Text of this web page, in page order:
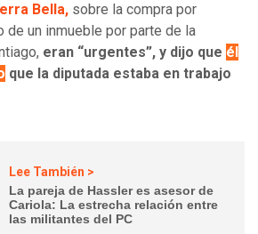
Bella, sobre la compra por
de un inmueble por parte de la
eran “urgentes”, y dijo que él
que la diputada estaba en trabajo
Lee También >
La pareja de Hassler es asesor de
Cariola: La estrecha relación entre
las militantes del PC